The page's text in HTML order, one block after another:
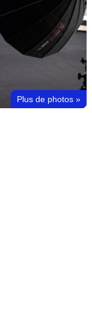
Plus de photos »